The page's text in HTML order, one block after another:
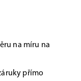
na míru na
přímo